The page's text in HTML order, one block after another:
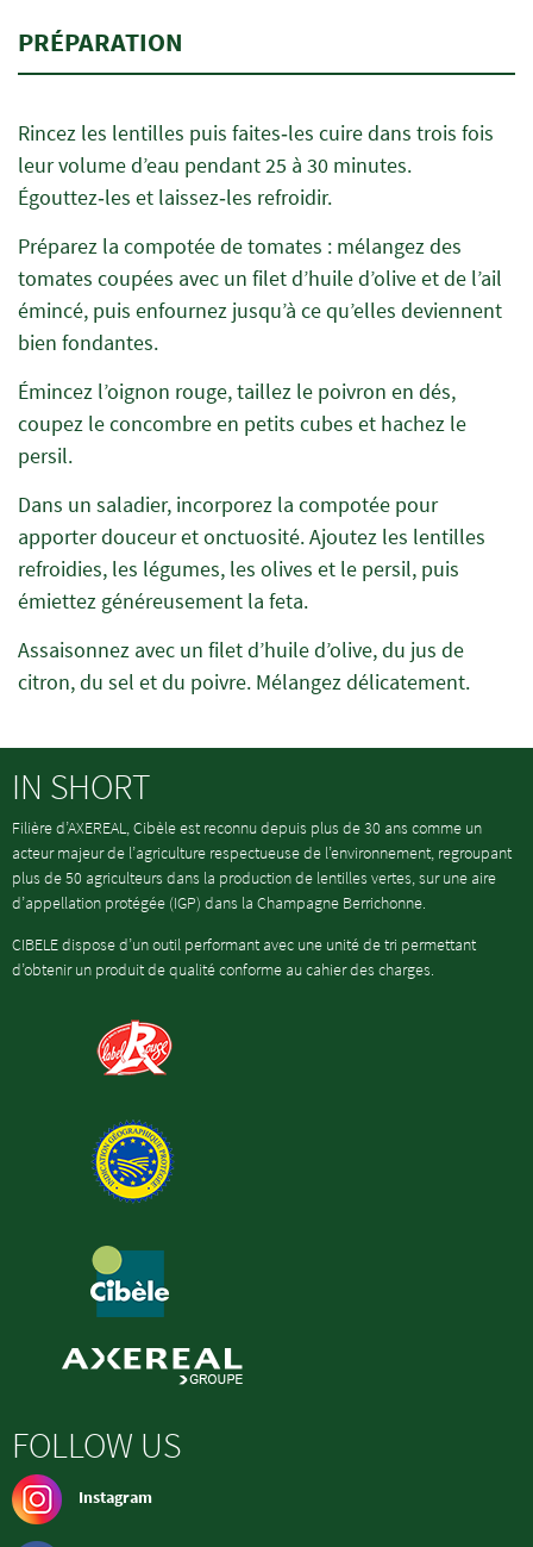
PRÉPARATION
Rincez les lentilles puis faites‑les cuire dans trois fois
leur volume d’eau pendant 25 à 30 minutes.
Égouttez‑les et laissez‑les refroidir.
Préparez la compotée de tomates : mélangez des
tomates coupées avec un filet d’huile d’olive et de l’ail
émincé, puis enfournez jusqu’à ce qu’elles deviennent
bien fondantes.
Émincez l’oignon rouge, taillez le poivron en dés,
coupez le concombre en petits cubes et hachez le
persil.
Dans un saladier, incorporez la compotée pour
apporter douceur et onctuosité. Ajoutez les lentilles
refroidies, les légumes, les olives et le persil, puis
émiettez généreusement la feta.
Assaisonnez avec un filet d’huile d’olive, du jus de
citron, du sel et du poivre. Mélangez délicatement.
IN SHORT
Filière d’AXEREAL, Cibèle est reconnu depuis plus de 30 ans comme un
acteur majeur de l’agriculture respectueuse de l’environnement, regroupant
plus de 50 agriculteurs dans la production de lentilles vertes, sur une aire
d’appellation protégée (IGP) dans la Champagne Berrichonne.
CIBELE dispose d’un outil performant avec une unité de tri permettant
d’obtenir un produit de qualité conforme au cahier des charges.
FOLLOW US
Instagram